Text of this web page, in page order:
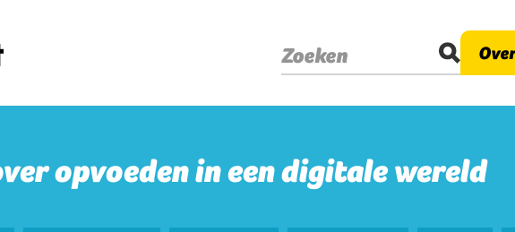
Zoeken
opvoeden in een digitale wereld